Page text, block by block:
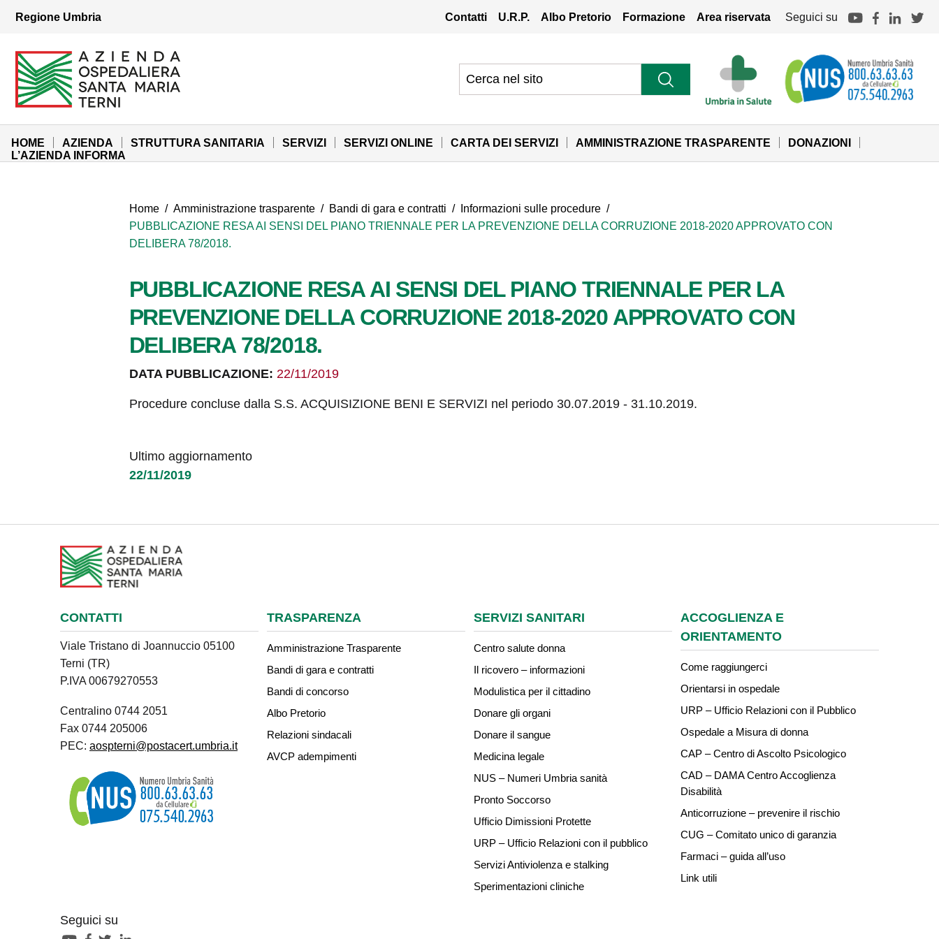
Vai al menu di navigazione
Regione Umbria Contatti U.R.P. Albo Pretorio Formazione Area riservata Seguici su
Azienda Ospedaliera Santa Maria di Terni
Sito Istituzionale
HOME AZIENDA STRUTTURA SANITARIA SERVIZI SERVIZI ONLINE CARTA DEI SERVIZI AMMINISTRAZIONE TRASPARENTE
DONAZIONI
L’AZIENDA INFORMA
Home / Amministrazione trasparente / Bandi di gara e contratti / Informazioni sulle procedure /
PUBBLICAZIONE RESA AI SENSI DEL PIANO TRIENNALE PER LA PREVENZIONE DELLA CORRUZIONE 2018-2020 APPROVATO CON
DELIBERA 78/2018.
PUBBLICAZIONE RESA AI SENSI DEL PIANO TRIENNALE PER LA
PREVENZIONE DELLA CORRUZIONE 2018-2020 APPROVATO CON
DELIBERA 78/2018.
DATA PUBBLICAZIONE: 22/11/2019
Procedure concluse dalla S.S. ACQUISIZIONE BENI E SERVIZI nel periodo 30.07.2019 - 31.10.2019.
Ultimo aggiornamento
22/11/2019
CONTATTI
Viale Tristano di Joannuccio 05100
Terni (TR)
P.IVA 00679270553
Centralino 0744 2051
Fax 0744 205006
PEC: aospterni@postacert.umbria.it
Seguici su
TRASPARENZA
Amministrazione Trasparente
Bandi di gara e contratti
Bandi di concorso
Albo Pretorio
Relazioni sindacali
AVCP adempimenti
SERVIZI SANITARI
Centro salute donna
Il ricovero – informazioni
Modulistica per il cittadino
Donare gli organi
Donare il sangue
Medicina legale
NUS – Numeri Umbria sanità
Pronto Soccorso
Ufficio Dimissioni Protette
URP – Ufficio Relazioni con il pubblico
Servizi Antiviolenza e stalking
Sperimentazioni cliniche
ACCOGLIENZA E
ORIENTAMENTO
Come raggiungerci
Orientarsi in ospedale
URP – Ufficio Relazioni con il Pubblico
Ospedale a Misura di donna
CAP – Centro di Ascolto Psicologico
CAD – DAMA Centro Accoglienza
Disabilità
Anticorruzione – prevenire il rischio
CUG – Comitato unico di garanzia
Farmaci – guida all’uso
Link utili